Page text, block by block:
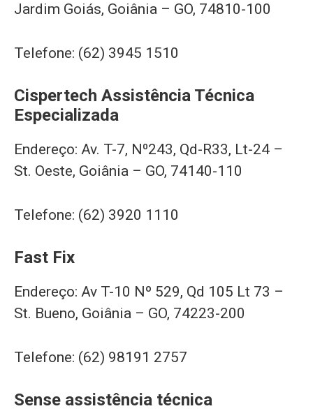
Jardim Goiás, Goiânia – GO, 74810-100
Telefone: (62) 3945 1510
Cispertech Assistência Técnica
Especializada
Endereço: Av. T-7, N⁰243, Qd-R33, Lt-24 –
St. Oeste, Goiânia – GO, 74140-110
Telefone: (62) 3920 1110
Fast Fix
Endereço: Av T-10 Nº 529, Qd 105 Lt 73 –
St. Bueno, Goiânia – GO, 74223-200
Telefone: (62) 98191 2757
Sense assistência técnica